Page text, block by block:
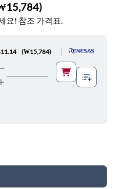
)
요! 참조 가격표.
(₩15,784)